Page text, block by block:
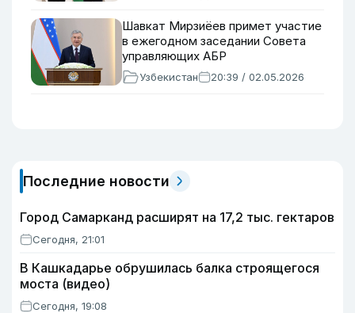
Шавкат Мирзиёев примет участие
в ежегодном заседании Совета
управляющих АБР
Узбекистан 20:39 / 02.05.2026
Последние новости
Город Самарканд расширят на 17,2 тыс. гектаров
Сегодня, 21:01
В Кашкадарье обрушилась балка строящегося
моста (видео)
Сегодня, 19:08